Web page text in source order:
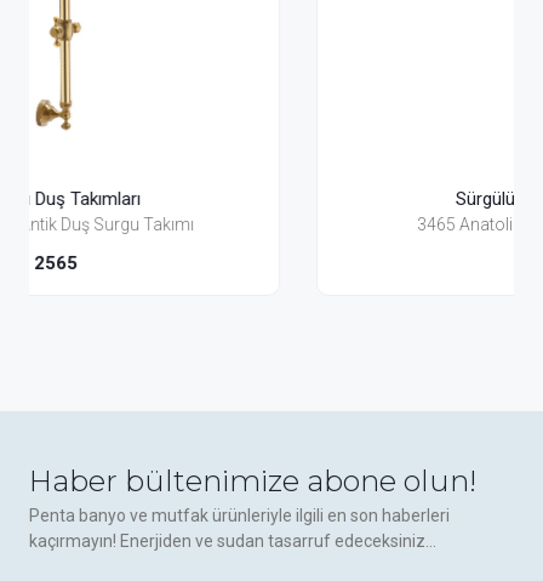
3465 Anatolia Gold Duş Surgusu
Haber bültenimize abone olun!
Penta banyo ve mutfak ürünleriyle ilgili en son haberleri
kaçırmayın! Enerjiden ve sudan tasarruf edeceksiniz...